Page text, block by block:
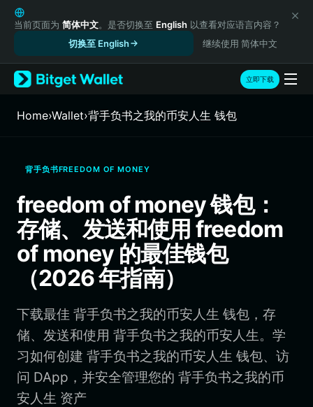
English
日本語
Русский
Español (Latinoamérica)
Türkçe
Italiano
繁體中文
Português (Portugal)
Bahasa Indonesia
ภาษาไทย
Español
Português (Brasil)
Español (Argentina)
当前页面为 简体中文。是否切换至 English 以查看对应语言内容？
切换至 English
继续使用 简体中文
立即下载
Home›Wallet›背手负书之我的币安人生 钱包
背手负书FREEDOM OF MONEY
freedom of money 钱包：
存储、发送和使用 freedom
of money 的最佳钱包
（2026 年指南）
下载最佳 背手负书之我的币安人生 钱包，存
储、发送和使用 背手负书之我的币安人生。学
习如何创建 背手负书之我的币安人生 钱包、访
问 DApp，并安全管理您的 背手负书之我的币
安人生 资产